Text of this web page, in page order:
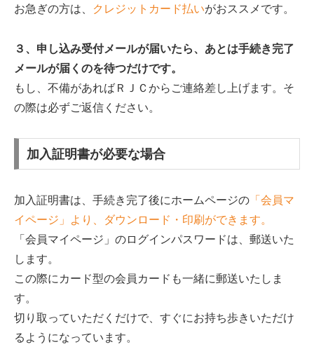
お急ぎの方は、 クレジットカード払いがおススメです。
３、申し込み受付メールが届いたら、あとは手続き完了
メールが届くのを待つだけです。
もし、不備があればＲＪＣからご連絡差し上げます。そ
の際は必ずご返信ください。
加入証明書が必要な場合
加入証明書は、手続き完了後にホームページの 「会員マ
イページ」より、ダウンロード・印刷ができます。
「会員マイページ」のログインパスワードは、郵送いた
します。
この際にカード型の会員カードも一緒に郵送いたしま
す。
切り取っていただくだけで、すぐにお持ち歩きいただけ
るようになっています。